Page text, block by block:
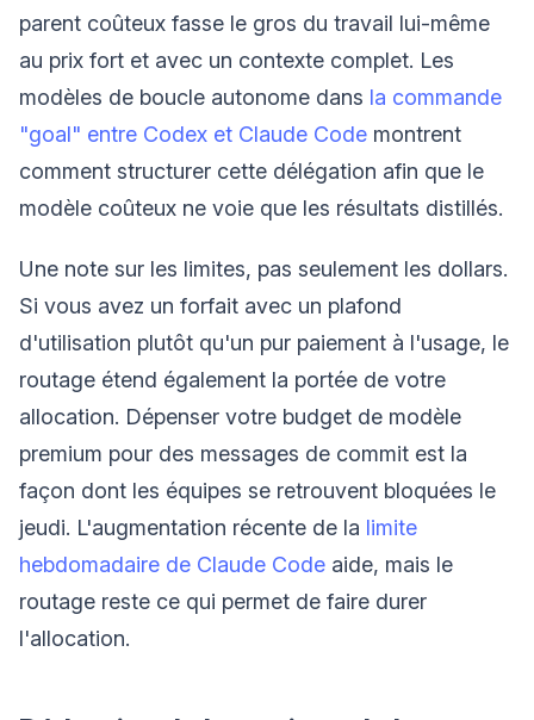
parent coûteux fasse le gros du travail lui-même
au prix fort et avec un contexte complet. Les
modèles de boucle autonome dans la commande
"goal" entre Codex et Claude Code montrent
comment structurer cette délégation afin que le
modèle coûteux ne voie que les résultats distillés.
Une note sur les limites, pas seulement les dollars.
Si vous avez un forfait avec un plafond
d'utilisation plutôt qu'un pur paiement à l'usage, le
routage étend également la portée de votre
allocation. Dépenser votre budget de modèle
premium pour des messages de commit est la
façon dont les équipes se retrouvent bloquées le
jeudi. L'augmentation récente de la limite
hebdomadaire de Claude Code aide, mais le
routage reste ce qui permet de faire durer
l'allocation.